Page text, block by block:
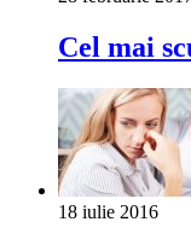
Cel mai
18 iulie 2016